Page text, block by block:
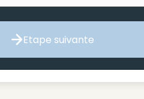
Etape suivante
Etape suivante